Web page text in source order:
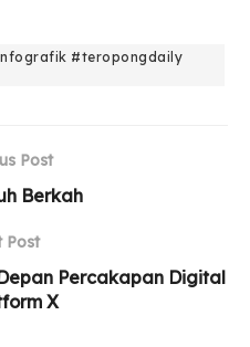
#teropongdaily
Post
Berkah
Post
Percakapan Digital
X